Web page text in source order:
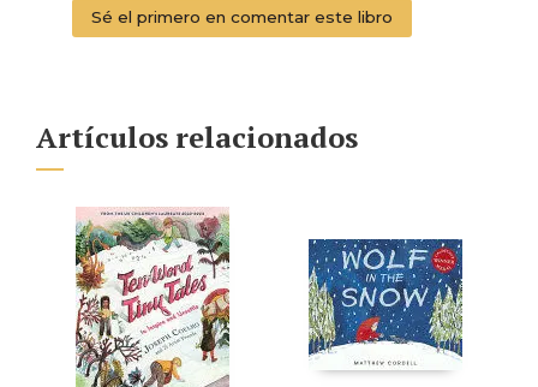
Sé el primero en comentar este libro
Artículos relacionados